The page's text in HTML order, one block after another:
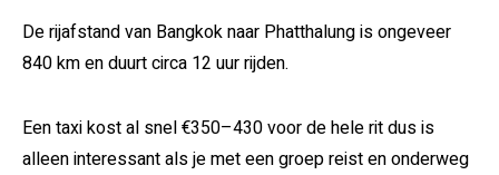
De rijafstand van Bangkok naar Phatthalung is ongeveer
840 km en duurt circa 12 uur rijden.
Een taxi kost al snel €350–430 voor de hele rit dus is
alleen interessant als je met een groep reist en onderweg